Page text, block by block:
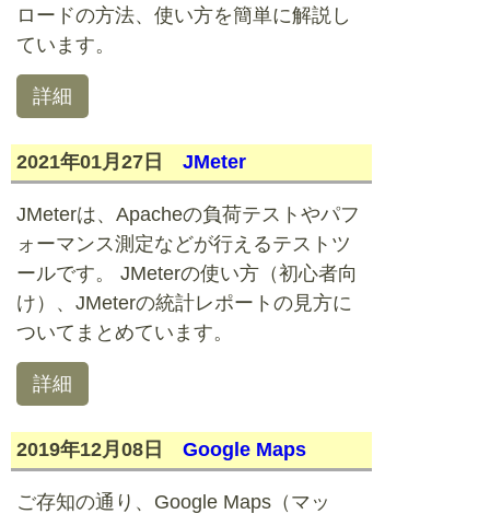
ロードの方法、使い方を簡単に解説し
ています。
詳細
2021年01月27日 JMeter
JMeterは、Apacheの負荷テストやパフ
ォーマンス測定などが行えるテストツ
ールです。 JMeterの使い方（初心者向
け）、JMeterの統計レポートの見方に
ついてまとめています。
詳細
2019年12月08日 Google Maps
ご存知の通り、Google Maps（マッ